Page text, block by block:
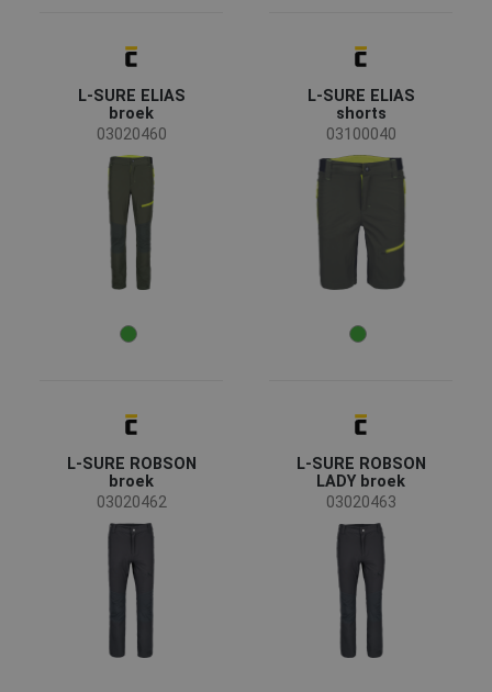
L-SURE ELIAS
broek
03020460
L-SURE ELIAS
shorts
03100040
L-SURE ROBSON
broek
03020462
L-SURE ROBSON
LADY broek
03020463